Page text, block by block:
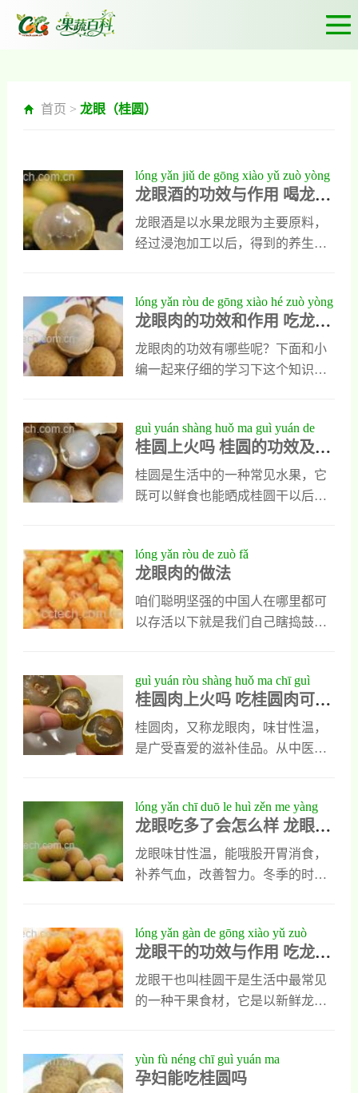
首页 > 龙眼（桂圆）
lóng yǎn jiǔ de gōng xiào yǔ zuò yòng
hē lóng yǎn jiǔ de hǎo chù
龙眼酒的功效与作用 喝龙眼
酒的好处
龙眼酒是以水果龙眼为主要原料，
经过浸泡加工以后，得到的养生果
起到一定保健作用，那么喝龙眼酒
对人类身体有哪些好处呢？想具体
了解可以和我一起去看看。龙眼酒
的功效与作用1、健脑益智健脑益智
促进智力发育，可以缓解脑疲劳，
经常饮用能提高记忆力。龙眼酒还
能加快人体内过氧化脂质代谢，能
增强脑细胞的抗氧化能力，它对维
枢神经有十分积极
lóng yǎn ròu de gōng xiào hé zuò yòng
chī lóng yǎn ròu de hǎo chù
龙眼肉的功效和作用 吃龙眼
肉的好处
龙眼肉的功效有哪些呢？下面和小
编一起来仔细的学习下这个知识
肉又叫桂圆，是我们常见的健康滋
补食品之一。龙眼肉中含有丰富的
葡萄糖和铁等营养元素，对人体健
康十分有益。龙眼肉除了做成甜
肉的功效与作用 1、益气补血，增
强记忆 龙眼肉中含有丰富的葡萄
糖、蔗糖及蛋白质等，含铁量也较
高，可在提高热能、补充营养的同
guì yuán shàng huǒ ma guì yuán de
gōng xiào jí zuò yòng
桂圆上火吗 桂圆的功效及作
用
桂圆是生活中的一种常见水果，它
既可以鲜食也能晒成桂圆干以后供
人却说吃桂圆会上火，不敢食用，
这种担心有道理吗？吃桂圆真的上
火吗？桂圆又有哪些功效及作用
呢？桂圆上火吗 桂圆的功效及作用
性水果，有很强的滋补功效，有些
人食用以后就会出现流鼻血或者口
舌生疮等上火症状。不过平时吃桂
圆只在适量，就不会有太大的问
恢复体力桂圆能
lóng yǎn ròu de zuò fǎ
龙眼肉的做法
咱们聪明坚强的中国人在哪里都可
以存活以下就是我们自己瞎捣鼓的
今天厨房的菜谱！在外面餐馆吃龙
眼肉比较贵，而且味道始终感觉有
点不对，要是自己在家做的龙眼肉
味道更传统、而且价格大都比在外
都会累得筋疲力尽,以至于到最后恨
不得赶紧结束、逃之夭夭。龙眼肉
的做法比较简单，不用费时费力！
龙眼肉的常见做法有哪些一、桂圆
guì yuán ròu shàng huǒ ma chī guì
yuán ròu kě yǐ duō chī ma
桂圆肉上火吗 吃桂圆肉可以
多吃吗
桂圆肉，又称龙眼肉，味甘性温，
是广受喜爱的滋补佳品。从中医学
效。然而，对于本身体质偏热、阴
虚火旺，或正值感冒发热、咽喉肿
痛、便秘口干的人而言，过量食用
温性的桂圆肉，则可能引发或加重
lóng yǎn chī duō le huì zěn me yàng
lóng yǎn de fù zuò yòng
龙眼吃多了会怎么样 龙眼的
副作用
龙眼味甘性温，能哦股开胃消食，
补养气血，改善智力。冬季的时候
吃多了会怎么样呢？下面我们来看
看龙眼的副作用。龙眼吃多了会怎
么样 龙眼的副作用一、龙眼莲子粥
的做法第一步：将龙眼洗干净后泡
步：慢慢的跳转到小火，将莲子去
掉莲子芯后放入粥中一同煮第四
lóng yǎn gàn de gōng xiào yǔ zuò
yòng chī lóng yǎn gàn de hǎo chù
龙眼干的功效与作用 吃龙眼
干的好处
龙眼干也叫桂圆干是生活中最常见
的一种干果食材，它是以新鲜龙眼
方便运输和携带。龙眼干虽然是经
过脱水处理的干品，但它依然营养
yùn fù néng chī guì yuán ma
孕妇能吃桂圆吗